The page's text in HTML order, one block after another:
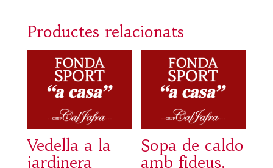
Productes relacionats
Vedella a la
jardinera
Sopa de caldo
amb fideus,